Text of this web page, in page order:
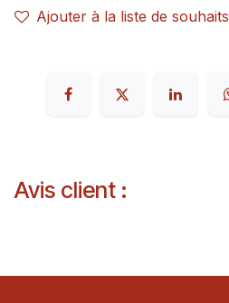
Ajouter à la liste de souhaits
Avis client :